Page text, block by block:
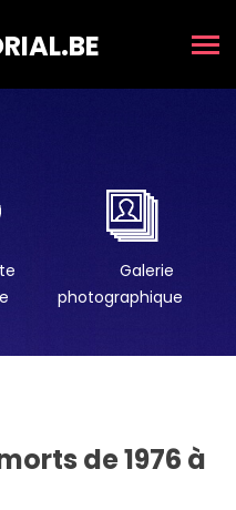
Galerie
photographique
de 1976 à